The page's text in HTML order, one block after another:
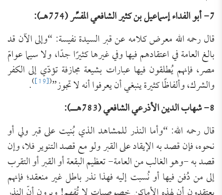
7- أبو الفداء إسماعيل بن كثير الشافعي المفسِّر (774هـ):
قال رحمه الله معرض كلامه عن قبر السيدة نفيسة: “وإلى الآن قد
بالغ العامة في اعتقادهم فيها وفي غيرها كثيرًا جدّا، ولا سيما عوامّ
مصر، فإنهم يُطلقون فيها عبارات بشيعة مجازفة تؤدّي إلى الكفر
والشرك، وألفاظًا كثيرة ينبغي أن يعرفوا أنه لا تجوز”(
[19]
)
.
8- شهاب الدين الأذرعي الشافعي (783هــ):
قال رحمه الله: “وأما النذر للمشاهد الذي بُنيت على قبر ولي أو
نحوه، فإن قصد به الإيقاد على القبر ولو مع قصد التنوير فلا، وإن
قصد به -وهو الغالب من العامة- تعظيم البقعة أو القبر أو التقرب
إلى من دُفن فيها أو نُسبت إليه فهذا نذر باطل غير منعقد؛ فإنهم